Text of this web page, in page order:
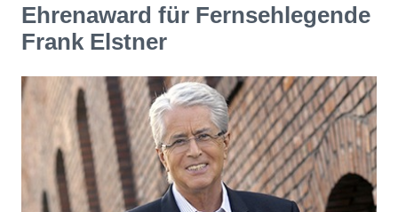
Ehrenaward für Fernsehlegende
Frank Elstner